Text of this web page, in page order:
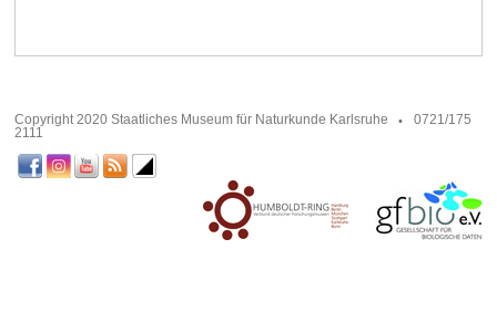
Copyright 2020 Staatliches Museum für Naturkunde Karlsruhe
0721/175
2111